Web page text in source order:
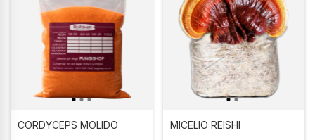
CORDYCEPS MOLIDO MICELIO REISHI